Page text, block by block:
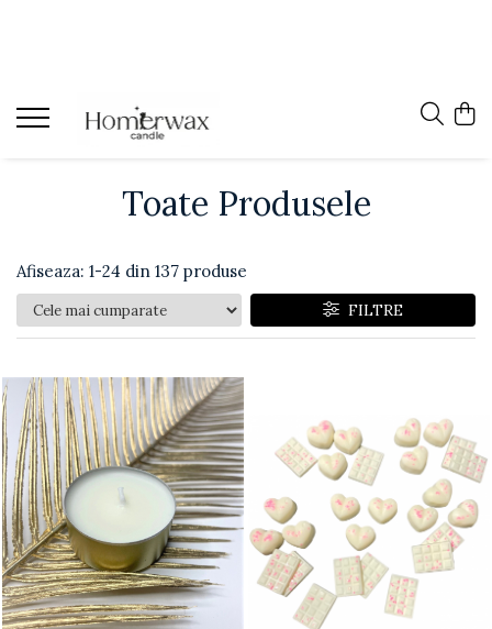
Toate Produsele
Afiseaza: 1-24 din 137 produse
FILTRE